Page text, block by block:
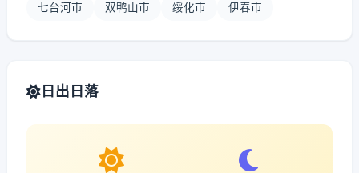
七台河市 双鸭山市 绥化市 伊春市
日出日落